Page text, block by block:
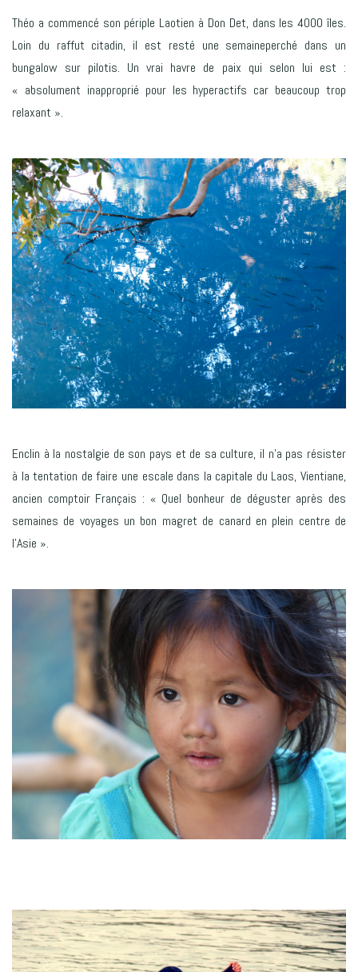
Théo a commencé son périple Laotien à Don Det, dans les 4000 îles.
Loin du raffut citadin, il est resté une semaineperché dans un
bungalow sur pilotis. Un vrai havre de paix qui selon lui est :
« absolument inapproprié pour les hyperactifs car beaucoup trop
relaxant ».
Enclin à la nostalgie de son pays et de sa culture, il n’a pas résister
à la tentation de faire une escale dans la capitale du Laos, Vientiane,
ancien comptoir Français : « Quel bonheur de déguster après des
semaines de voyages un bon magret de canard en plein centre de
l’Asie ».